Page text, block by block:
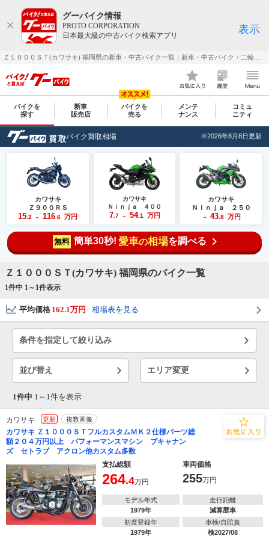
グーバイク情報
PROTO CORPORATION
日本最大級の中古バイク検索アプリ
表示
バイクを
探す
新車
販売店
バイクを
売る
メンテ
ナンス
コミュ
ニティ
バイク買取相場 ※2026年8月8日更新
カワサキ
Ｚ９００ＲＳ
15 .2 ～ 116 .6 万円
カワサキ
Ｎｉｎｊａ ４００
7.7 ～ 54.1 万円
カワサキ
Ｎｉｎｊａ ２５０
～ 43.8 万円
無料 簡単30秒! 愛車の相場を調べる
Ｚ１０００ＳＴ(カワサキ) 福岡県のバイク一覧
1件中 1～ 1件表示
平均価格 162.1万円 相場表を見る
条件を指定して絞り込み
並び替え エリア変更
1件中 1～ 1件を表示
カワサキ 更新 複数画像
カワサキ Ｚ１０００ＳＴフルカスタムＭＫ２仕様パーツ総
額２０４万円以上 パフォーマンスマシン ブキャナン
ズ セトラブ アクロン他カスタム多数
支払総額
車両価格
264.4万円 255万円
モデル年式
1979年
走行距離
減算歴車
初度登録年
1979年
車検/自賠責
検2027/08
車種選択するだけ、かんたん相場検索
まずはメーカーを選択する